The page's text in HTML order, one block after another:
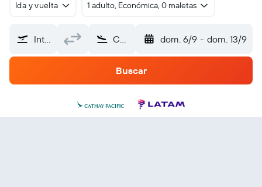
Ida y vuelta 1 adulto, Económica, 0 maletas
Internacional Suvarnabhumi (BKK) Chile dom. 6/9 - dom. 13/9
Buscar